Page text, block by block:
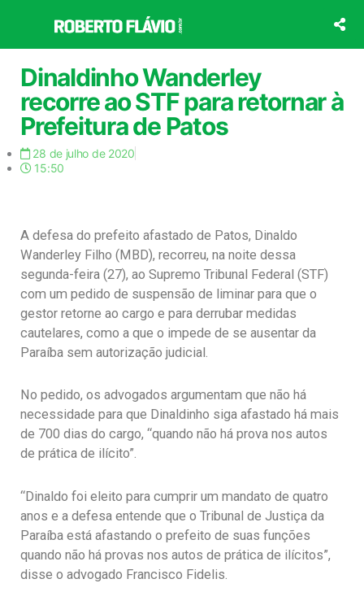
o
conteúdo
Dinaldinho Wanderley
recorre ao STF para retornar à
Prefeitura de Patos
28 de julho de 2020
15:50
A defesa do prefeito afastado de Patos, Dinaldo
Wanderley Filho (MBD), recorreu, na noite dessa
segunda-feira (27), ao Supremo Tribunal Federal (STF)
com um pedido de suspensão de liminar para que o
gestor retorne ao cargo e para derrubar medidas
cautelares, como a que o impede de se ausentar da
Paraíba sem autorização judicial.
No pedido, os advogados argumentam que não há
necessidade para que Dinaldinho siga afastado há mais
de 700 dias do cargo, “quando não há prova nos autos
de prática de ilícito”.
“Dinaldo foi eleito para cumprir um mandato de quatro
anos e a defesa entende que o Tribunal de Justiça da
Paraíba está afastando o prefeito de suas funções
quando não há provas nos autos de prática de ilícitos”,
disse o advogado Francisco Fidelis.